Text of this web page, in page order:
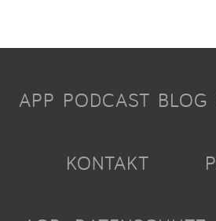
APP PODCAST BLOG
KONTAKT